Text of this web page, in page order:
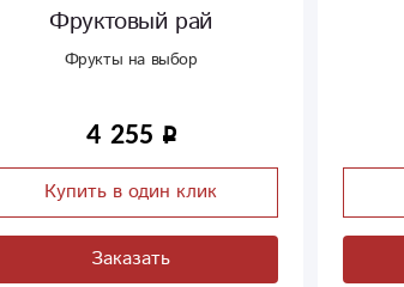
Фруктовый рай
Фрукты на выбор
4 255
Купить в один клик
Заказать